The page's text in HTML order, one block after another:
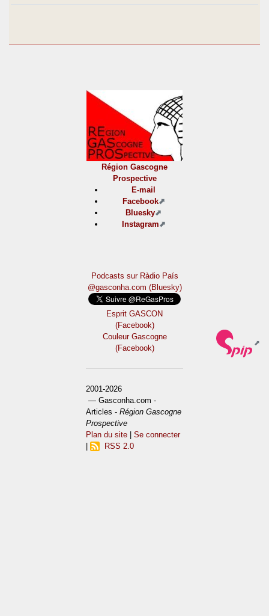
Région Gascogne
Prospective
E-mail
Facebook
Bluesky
Instagram
Podcasts sur Ràdio País
@gasconha.com (Bluesky)
Esprit GASCON
(Facebook)
Couleur Gascogne
(Facebook)
2001-2026
— Gasconha.com -
Articles -Région Gascogne
Prospective
Plan du site |Se connecter
RSS 2.0